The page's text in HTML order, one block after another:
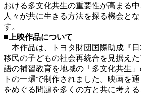
おける多文化共生の重要性が高まる
人々が共に生きる方法を探る機会と
す。
■上映作品について
本作品は、トヨタ財団国際助成『
移民の子どもの社会再統合を見据え
語の補習教育を地域の「多文化共生
トの一環で制作されました。映画を
をめぐる問題を多くの方と共に考え